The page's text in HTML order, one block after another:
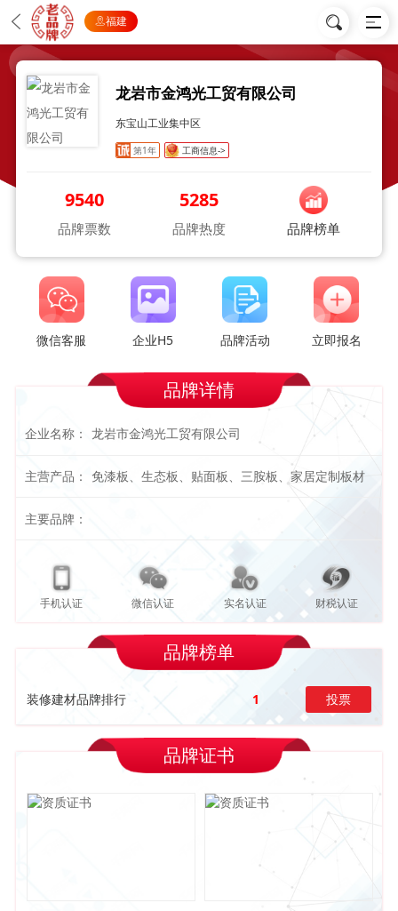
福建
龙岩市金鸿光工贸有限公司
东宝山工业集中区
第1年 工商信息->
9540
品牌票数
5285
品牌热度 品牌榜单
微信客服 企业H5 品牌活动 立即报名
品牌详情
企业名称： 龙岩市金鸿光工贸有限公司
主营产品： 免漆板、生态板、贴面板、三胺板、家居定制板材
主要品牌：
手机认证 微信认证 实名认证 财税认证
品牌榜单
装修建材品牌排行 1 投票
品牌证书